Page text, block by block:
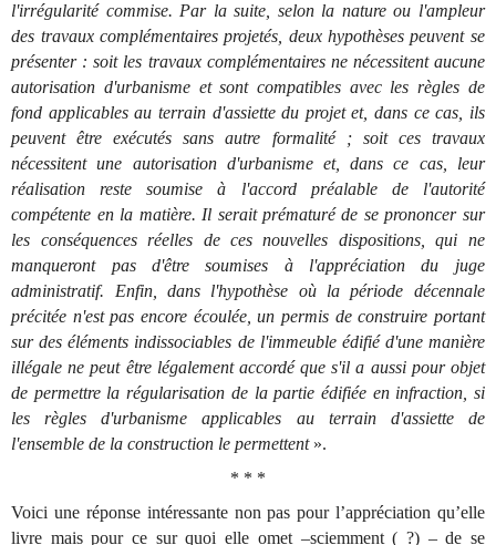
l'irrégularité commise. Par la suite, selon la nature ou l'ampleur
des travaux complémentaires projetés, deux hypothèses peuvent se
présenter : soit les travaux complémentaires ne nécessitent aucune
autorisation d'urbanisme et sont compatibles avec les règles de
fond applicables au terrain d'assiette du projet et, dans ce cas, ils
peuvent être exécutés sans autre formalité ; soit ces travaux
nécessitent une autorisation d'urbanisme et, dans ce cas, leur
réalisation reste soumise à l'accord préalable de l'autorité
compétente en la matière. Il serait prématuré de se prononcer sur
les conséquences réelles de ces nouvelles dispositions, qui ne
manqueront pas d'être soumises à l'appréciation du juge
administratif. Enfin, dans l'hypothèse où la période décennale
précitée n'est pas encore écoulée, un permis de construire portant
sur des éléments indissociables de l'immeuble édifié d'une manière
illégale ne peut être légalement accordé que s'il a aussi pour objet
de permettre la régularisation de la partie édifiée en infraction, si
les règles d'urbanisme applicables au terrain d'assiette de
l'ensemble de la construction le permettent».
* * *
Voici une réponse intéressante non pas pour l’appréciation qu’elle
livre mais pour ce sur quoi elle omet –sciemment ( ?) – de se